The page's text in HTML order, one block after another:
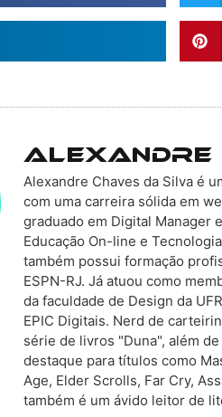
Alexandre
Alexandre Chaves da Silva é
com uma carreira sólida em
graduado em Digital Manager
Educação On-line e
também possui formação
ESPN-RJ. Já atuou como
da faculdade de Design da
EPIC Digitais. Nerd de
série de livros "Duna", além
destaque para títulos como
Age, Elder Scrolls, Far Cry,
também é um ávido leitor de